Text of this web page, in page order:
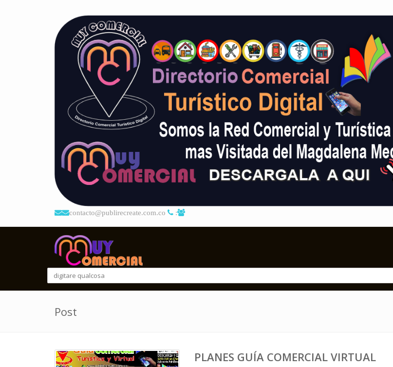
contacto@publirecreate.com.co :
Post
PLANES GUÍA COMERCIAL VIRTUAL